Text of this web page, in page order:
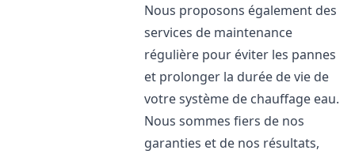
Nous proposons également des
services de maintenance
régulière pour éviter les pannes
et prolonger la durée de vie de
votre système de chauffage eau.
Nous sommes fiers de nos
garanties et de nos résultats,